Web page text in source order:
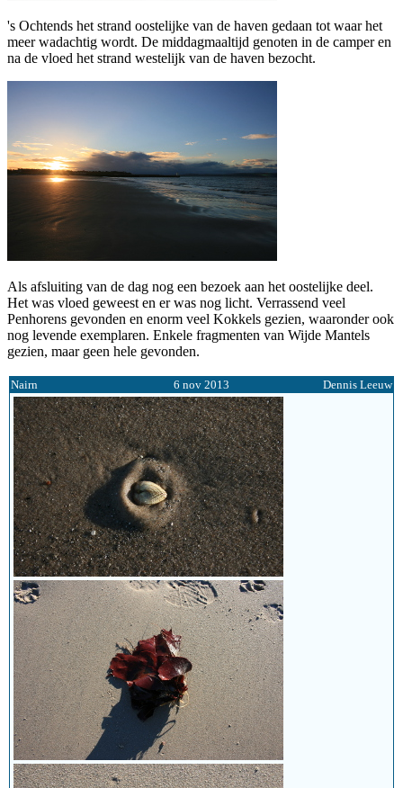
's Ochtends het strand oostelijke van de haven gedaan tot waar het
meer wadachtig wordt. De middagmaaltijd genoten in de camper en
na de vloed het strand westelijk van de haven bezocht.
Als afsluiting van de dag nog een bezoek aan het oostelijke deel.
Het was vloed geweest en er was nog licht. Verrassend veel
Penhorens gevonden en enorm veel Kokkels gezien, waaronder ook
nog levende exemplaren. Enkele fragmenten van Wijde Mantels
gezien, maar geen hele gevonden.
Nairn 6 nov 2013 Dennis Leeuw